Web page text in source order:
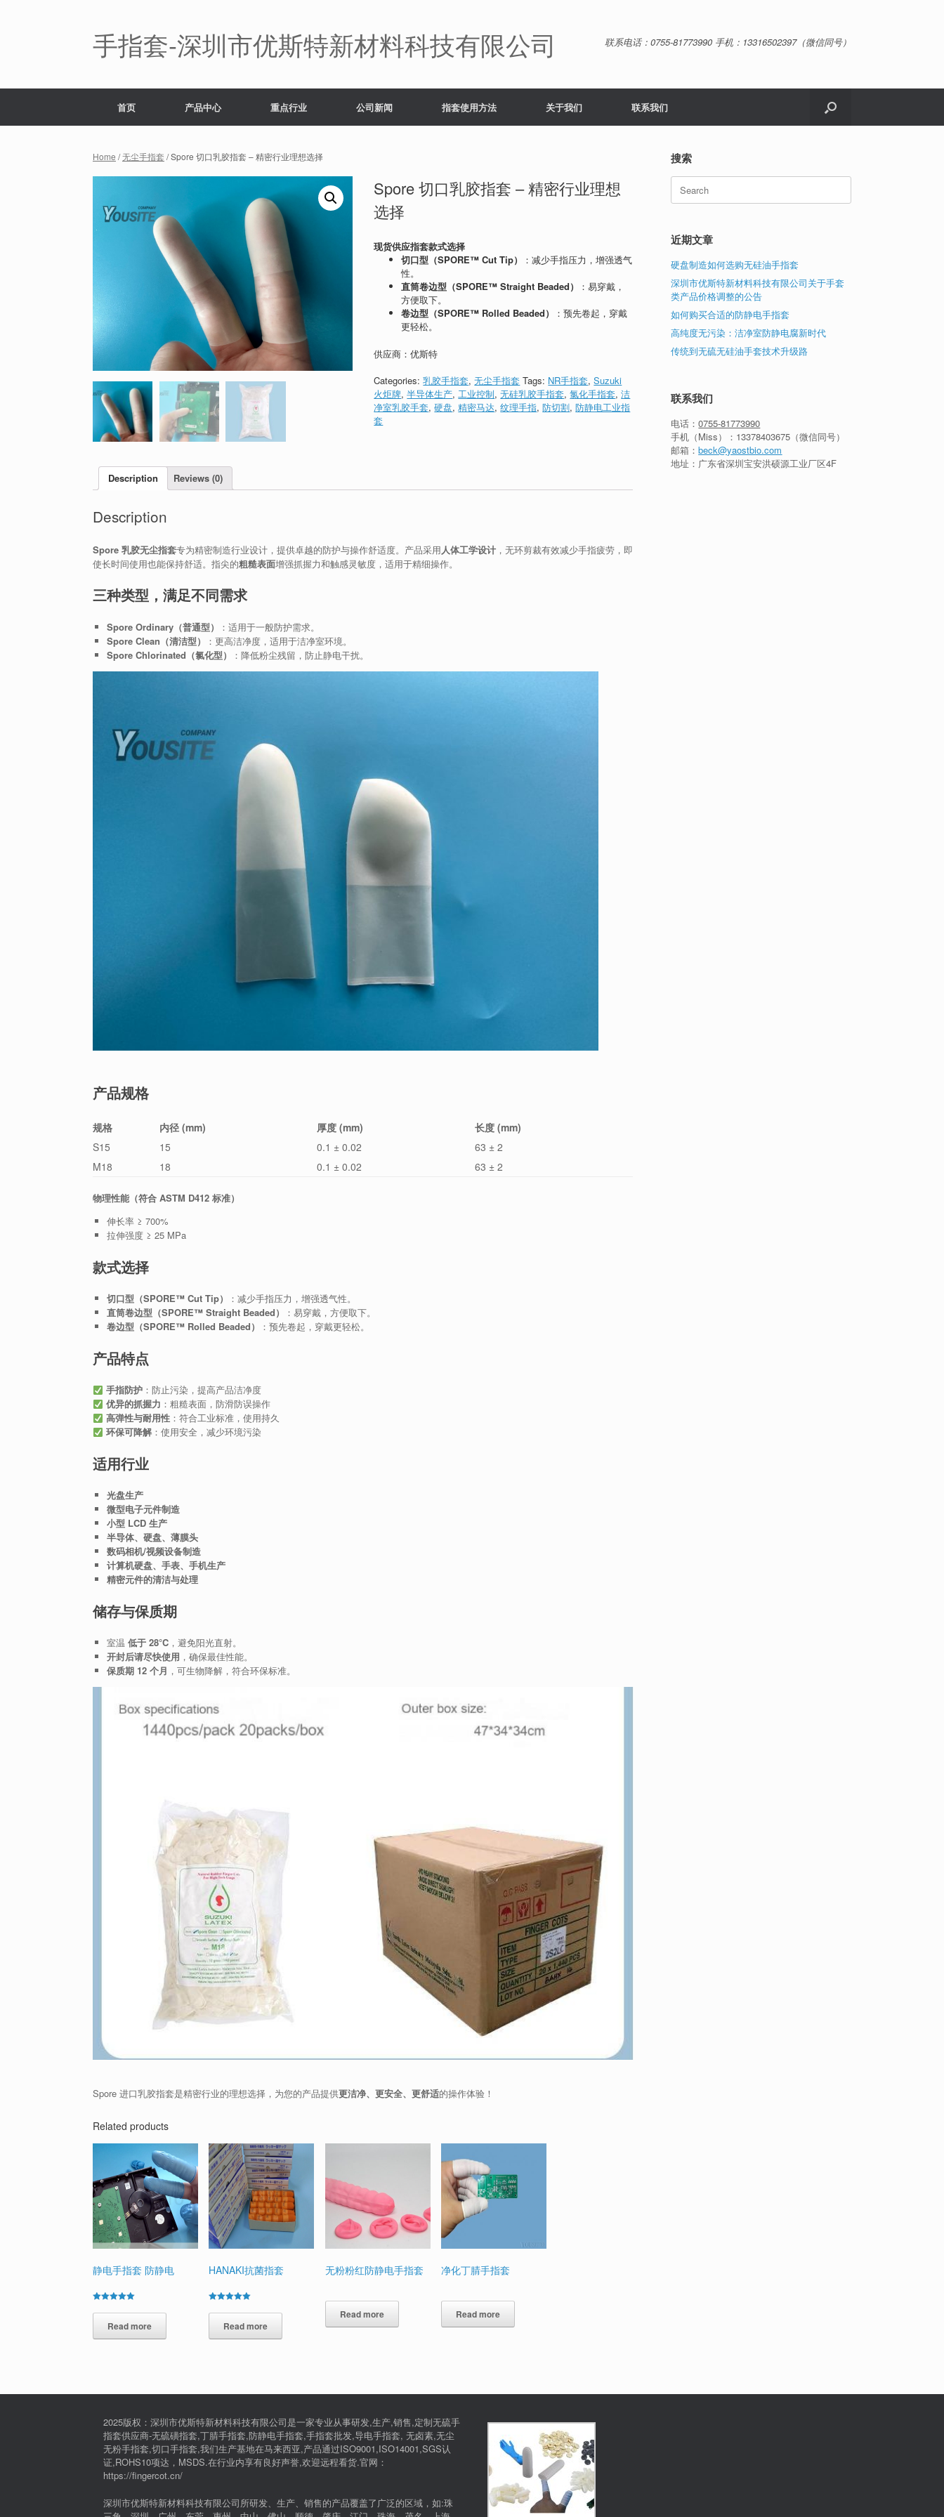
手指套-深圳市优斯特新材料科技有限公司 联系电话：0755-81773990 手机：13316502397（微信同号）
首页 产品中心 重点行业 公司新闻 指套使用方法 关于我们 联系我们
Home /无尘手指套 / Spore 切口乳胶指套 – 精密行业理想选择
Spore 切口乳胶指套 – 精密行业理想
选择
现货供应指套款式选择
切口型（SPORE™ Cut Tip）
：减少手指压力，增强透气
性。
直筒卷边型（SPORE™ Straight Beaded）
：易穿戴，
方便取下。
卷边型（SPORE™ Rolled Beaded）
：预先卷起，穿戴
更轻松。
供应商：优斯特
Categories:乳胶手指套,无尘手指套 Tags: NR手指套,Suzuki
火炬牌,半导体生产,工业控制,无硅乳胶手指套,氯化手指套,洁
净室乳胶手套,硬盘,精密马达,纹理手指,防切割,防静电工业指
套
Description Reviews (0)
Description
Spore 乳胶无尘指套专为精密制造行业设计，提供卓越的防护与操作舒适度。产品采用 人体工学设计 ，无环剪裁有效减少手指疲劳，即
使长时间使用也能保持舒适。指尖的粗糙表面增强抓握力和触感灵敏度，适用于精细操作。
三种类型，满足不同需求
Spore Ordinary（普通型）
：适用于一般防护需求。
Spore Clean（清洁型）
：更高洁净度，适用于洁净室环境。
Spore Chlorinated（氯化型）
：降低粉尘残留，防止静电干扰。
产品规格
规格 内径 (mm) 厚度 (mm)
长度 (mm)
S15
15 0.1 ± 0.02
63 ± 2
M18
18 0.1 ± 0.02 63 ± 2
物理性能（符合 ASTM D412 标准）
伸长率 ≥ 700%
拉伸强度 ≥ 25 MPa
款式选择
切口型（SPORE™ Cut Tip）
：减少手指压力，增强透气性。
直筒卷边型（SPORE™ Straight Beaded）
：易穿戴，方便取下。
卷边型（SPORE™ Rolled Beaded）
：预先卷起，穿戴更轻松。
产品特点
手指防护：防止污染，提高产品洁净度
优异的抓握力 ：粗糙表面，防滑防误操作
高弹性与耐用性：符合工业标准，使用持久
环保可降解：使用安全，减少环境污染
适用行业
光盘生产
微型电子元件制造
小型 LCD 生产
半导体、硬盘、薄膜头
数码相机/视频设备制造
计算机硬盘、手表、手机生产
精密元件的清洁与处理
储存与保质期
室温 低于 28°C，避免阳光直射。
开封后请尽快使用 ，确保最佳性能。
保质期 12 个月 ，可生物降解，符合环保标准。
Spore 进口乳胶指套是精密行业的理想选择，为您的产品提供更洁净、更安全、更舒适的操作体验！
Related products
静电手指套 防静电
5.00
out of 5Read more
HANAKI抗菌指套
5.00
out of 5Read more
无粉粉红防静电手指套
Read more
净化丁腈手指套
Read more
搜索
Search
for:
近期文章
硬盘制造如何选购无硅油手指套
深圳市优斯特新材料科技有限公司关于手套
类产品价格调整的公告
如何购买合适的防静电手指套
高纯度无污染：洁净室防静电腐新时代
传统到无硫无硅油手套技术升级路
联系我们
电话：0755-81773990
手机（Miss）： 13378403675 （微信同号）
邮箱：beck@yaostbio.com
地址：广东省深圳宝安洪硕源工业厂区4F
2025版权：深圳市优斯特新材料科技有限公司是一家专业从事研发,生产,销售,定制无硫手
指套供应商-无硫磺指套,丁腈手指套,防静电手指套,手指套批发,导电手指套, 无卤素,无尘
无粉手指套,切口手指套,我们生产基地在马来西亚,产品通过ISO9001,ISO14001,SGS认
证,ROHS10项达，MSDS.在行业内享有良好声誉,欢迎远程看货.官网：
https://fingercot.cn/
深圳市优斯特新材料科技有限公司所研发、生产、销售的产品覆盖了广泛的区域，如:珠